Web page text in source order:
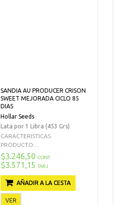
SANDIA AU PRODUCER CRISON
SWEET MEJORADA CICLO 85
DIAS
Hollar Seeds
Lata por 1 Libra (453 Grs)
CARACTERISTICAS
PRODUCTO:...
$3.246,50 CONT
$3.571,15 TARJ
AÑADIR A LA CESTA
VER